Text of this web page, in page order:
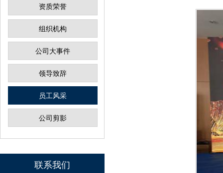
资质荣誉
组织机构
公司大事件
领导致辞
员工风采
公司剪影
联系我们